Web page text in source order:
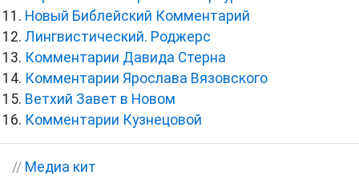
Новый Библейский Комментарий
Лингвистический. Роджерс
Комментарии Давида Стерна
Комментарии Ярослава Вязовского
Ветхий Завет в Новом
Комментарии Кузнецовой
// Медиа кит